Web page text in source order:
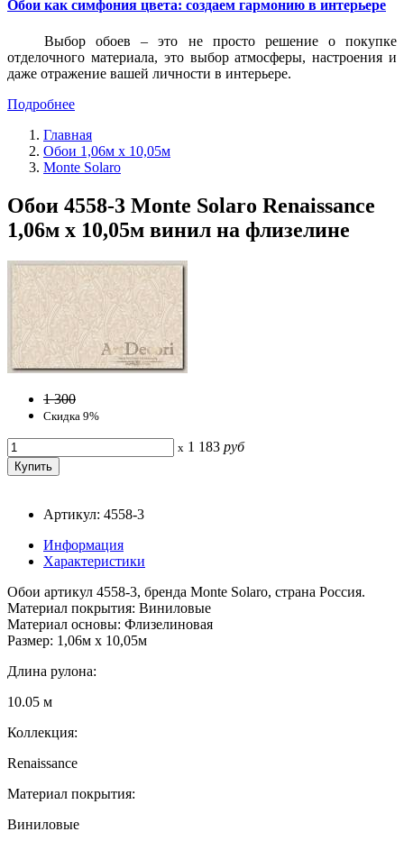
Обои как симфония цвета: создаем гармонию в интерьере
Выбор обоев – это не просто решение о покупке
отделочного материала, это выбор атмосферы, настроения и
даже отражение вашей личности в интерьере.
Подробнее
Главная
Обои 1,06м х 10,05м
Monte Solaro
Обои 4558-3 Monte Solaro Renaissance
1,06м х 10,05м винил на флизелине
1 300
Скидка 9%
x 1 183 руб
Артикул: 4558-3
Информация
Характеристики
Обои артикул 4558-3, бренда Monte Solaro, страна Россия.
Материал покрытия: Виниловые
Материал основы: Флизелиновая
Размер: 1,06м х 10,05м
Длина рулона:
10.05 м
Коллекция:
Renaissance
Материал покрытия:
Виниловые